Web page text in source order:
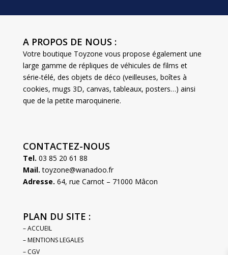
A PROPOS DE NOUS :
Votre boutique Toyzone vous propose également une
large gamme de répliques de véhicules de films et
série-télé, des objets de déco (veilleuses, boîtes à
cookies, mugs 3D, canvas, tableaux, posters…) ainsi
que de la petite maroquinerie.
CONTACTEZ-NOUS
Tel. 03 85 20 61 88
Mail. toyzone@wanadoo.fr
Adresse. 64, rue Carnot – 71000 Mâcon
PLAN DU SITE :
– ACCUEIL
– MENTIONS LEGALES
– CGV